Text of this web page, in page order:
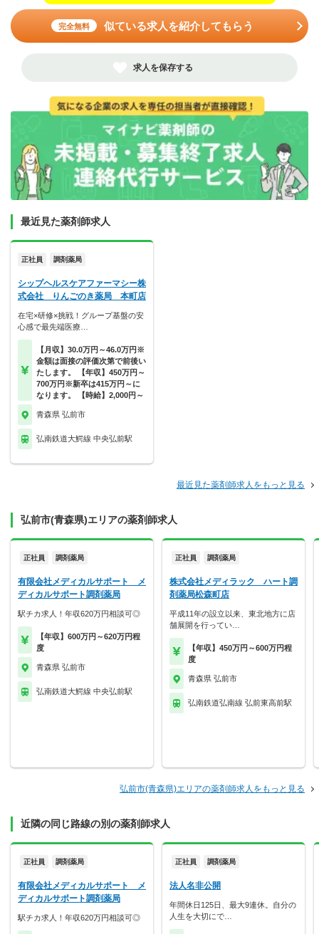
完全無料 似ている求人を紹介してもらう
求人を保存する
最近見た薬剤師求人
正社員 調剤薬局
シップヘルスケアファーマシー株
式会社 りんごのき薬局 本町店
在宅×研修×挑戦！グループ基盤の安
心感で最先端医療…
【月収】30.0万円～46.0万円※
金額は面接の評価次第で前後い
たします。 【年収】450万円～
700万円※新卒は415万円～に
なります。 【時給】2,000円～
青森県 弘前市
弘南鉄道大鰐線 中央弘前駅
最近見た薬剤師求人をもっと見る
弘前市(青森県)エリアの薬剤師求人
正社員 調剤薬局
有限会社メディカルサポート メ
ディカルサポート調剤薬局
駅チカ求人！年収620万円相談可◎
【年収】600万円～620万円程
度
青森県 弘前市
弘南鉄道大鰐線 中央弘前駅
正社員 調剤薬局
株式会社メディラック ハート調
剤薬局松森町店
平成11年の設立以来、東北地方に店
舗展開を行ってい…
【年収】450万円～600万円程
度
青森県 弘前市
弘南鉄道弘南線 弘前東高前駅
弘前市(青森県)エリアの薬剤師求人をもっと見る
近隣の同じ路線の別の薬剤師求人
正社員 調剤薬局
有限会社メディカルサポート メ
ディカルサポート調剤薬局
駅チカ求人！年収620万円相談可◎
正社員 調剤薬局
法人名非公開
年間休日125日、最大9連休。自分の
人生を大切にで…